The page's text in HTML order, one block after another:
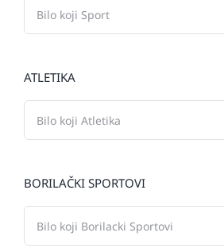
ATLETIKA
BORILAČKI SPORTOVI